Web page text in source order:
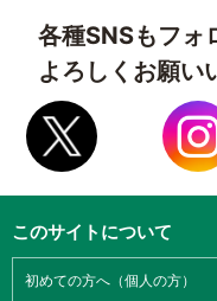
各種SNSもフォ
よろしくお願い
このサイトについて
初めての方へ（個人の方）